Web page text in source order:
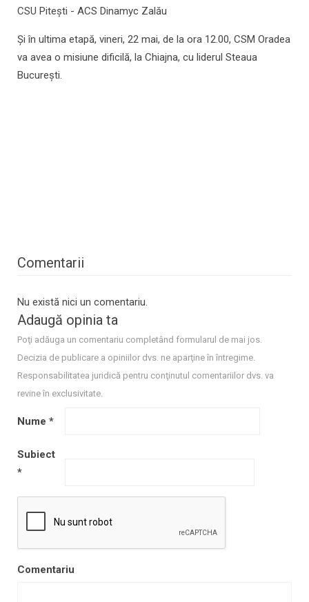
CSU Pitești - ACS Dinamyc Zalău
Şi în ultima etapă, vineri, 22 mai, de la ora 12.00, CSM Oradea
va avea o misiune dificilă, la Chiajna, cu liderul Steaua
București.
Comentarii
Nu există nici un comentariu.
Adaugă opinia ta
Poţi adăuga un comentariu completând formularul de mai jos.
Decizia de publicare a opiniilor dvs. ne aparţine în întregime.
Responsabilitatea juridică pentru conţinutul comentariilor dvs. va
revine în exclusivitate.
Nume *
Subiect
*
Comentariu